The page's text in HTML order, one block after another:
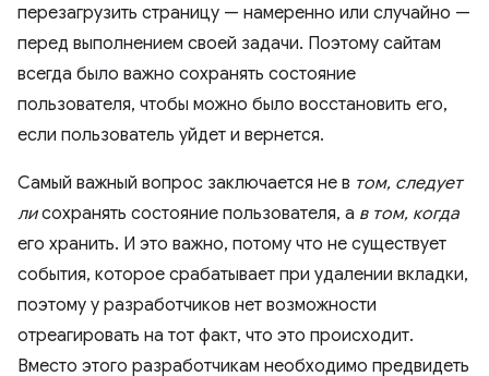
перезагрузить страницу — намеренно или случайно —
перед выполнением своей задачи. Поэтому сайтам
всегда было важно сохранять состояние
пользователя, чтобы можно было восстановить его,
если пользователь уйдет и вернется.
Самый важный вопрос заключается не в том, следует
лисохранять состояние пользователя, а в том, когда
его хранить. И это важно, потому что не существует
события, которое срабатывает при удалении вкладки,
поэтому у разработчиков нет возможности
отреагировать на тот факт, что это происходит.
Вместо этого разработчикам необходимо предвидеть